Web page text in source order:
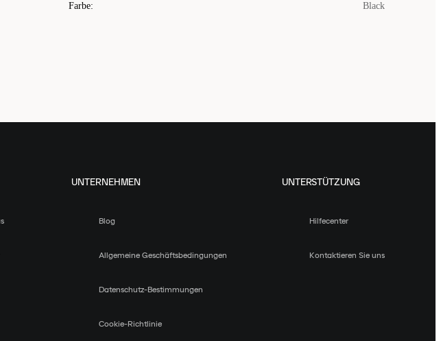
Farbe: Black
UNTERNEHMEN
Blog
Allgemeine Geschäftsbedingungen
Datenschutz-Bestimmungen
Cookie-Richtlinie
UNTERSTÜTZUNG
Hilfecenter
Kontaktieren Sie uns